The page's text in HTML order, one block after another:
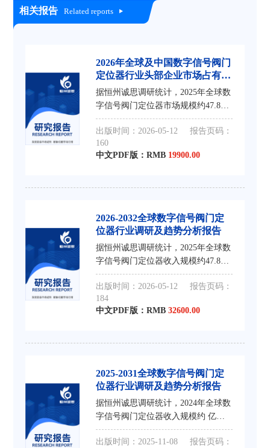
相关报告 Related reports
2026年全球及中国数字信号阀门
定位器行业头部企业市场占有率
及排名调研报告
据恒州诚思调研统计，2025年全球数
字信号阀门定位器市场规模约47.82
亿元，预计未来将持续保持平稳增长
的态势，到2032年市场规模将接近
67.53亿元，未来六年CAGR为4.3%。
出版时间：2026-05-12
报告页码：
160
中文PDF版：RMB 19900.00
2026-2032全球数字信号阀门定
位器行业调研及趋势分析报告
据恒州诚思调研统计，2025年全球数
字信号阀门定位器收入规模约47.82
亿元，到2032年收入规模将接近
67.53亿元，2026-2032年CAGR为
4.3%。
出版时间：2026-05-12
报告页码：
184
中文PDF版：RMB32600.00
2025-2031全球数字信号阀门定
位器行业调研及趋势分析报告
据恒州诚思调研统计，2024年全球数
字信号阀门定位器收入规模约 亿
元，到2031年收入规模将接近 亿
元，2025-2031年CAGR为 %。
出版时间：2025-11-08
报告页码：